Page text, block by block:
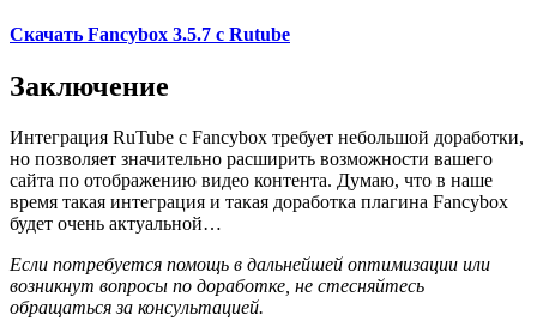
Скачать Fancybox 3.5.7 c Rutube
Заключение
Интеграция RuTube с Fancybox требует небольшой доработки,
но позволяет значительно расширить возможности вашего
сайта по отображению видео контента. Думаю, что в наше
время такая интеграция и такая доработка плагина Fancybox
будет очень актуальной…
Если потребуется помощь в дальнейшей оптимизации или
возникнут вопросы по доработке, не стесняйтесь
обращаться за консультацией.